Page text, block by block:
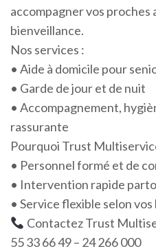
accompagner vos
bienveillance.
Nos services :
• Aide à domicile pour
• Garde de jour et de nuit
• Accompagnement,
rassurante
Pourquoi Trust
• Personnel formé et de
• Intervention rapide
• Service flexible selon vos
Contactez Trust
55 33 66 49 – 24 266 000